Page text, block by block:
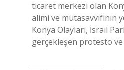
ticaret merkezi olan
alimi ve
Konya Olayları, İsrail
gerçekleşen protesto ve